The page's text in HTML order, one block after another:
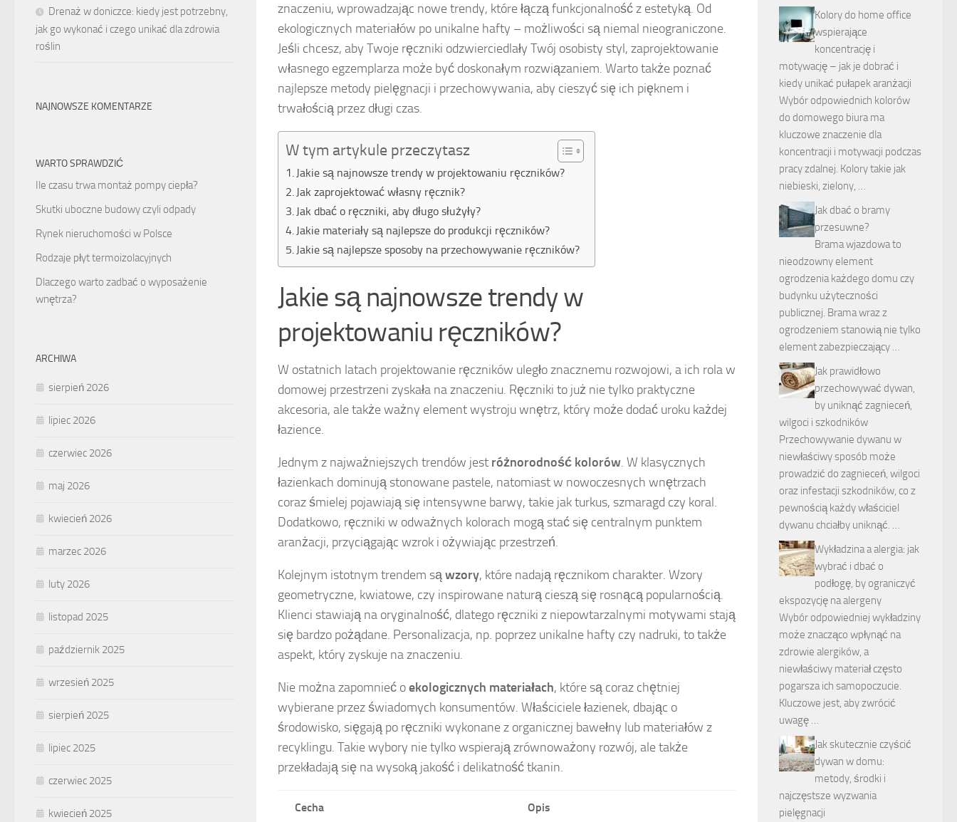
znaczeniu, wprowadzając nowe trendy, które łączą funkcjonalność z estetyką. Od
ekologicznych materiałów po unikalne hafty – możliwości są niemal nieograniczone.
Jeśli chcesz, aby Twoje ręczniki odzwierciedlały Twój osobisty styl, zaprojektowanie
własnego egzemplarza może być doskonałym rozwiązaniem. Warto także poznać
najlepsze metody pielęgnacji i przechowywania, aby cieszyć się ich pięknem i
trwałością przez długi czas.
W tym artykule przeczytasz
Jakie są najnowsze trendy w projektowaniu ręczników?
Jak zaprojektować własny ręcznik?
Jak dbać o ręczniki, aby długo służyły?
Jakie materiały są najlepsze do produkcji ręczników?
Jakie są najlepsze sposoby na przechowywanie ręczników?
Jakie są najnowsze trendy w
projektowaniu ręczników?
W ostatnich latach projektowanie ręczników uległo znacznemu rozwojowi, a ich rola w
domowej przestrzeni zyskała na znaczeniu. Ręczniki to już nie tylko praktyczne
akcesoria, ale także ważny element wystroju wnętrz, który może dodać uroku każdej
łazience.
Jednym z najważniejszych trendów jest różnorodność kolorów. W klasycznych
łazienkach dominują stonowane pastele, natomiast w nowoczesnych wnętrzach
coraz śmielej pojawiają się intensywne barwy, takie jak turkus, szmaragd czy koral.
Dodatkowo, ręczniki w odważnych kolorach mogą stać się centralnym punktem
aranżacji, przyciągając wzrok i ożywiając przestrzeń.
Kolejnym istotnym trendem sąwzory, które nadają ręcznikom charakter. Wzory
geometryczne, kwiatowe, czy inspirowane naturą cieszą się rosnącą popularnością.
Klienci stawiają na oryginalność, dlatego ręczniki z niepowtarzalnymi motywami stają
się bardzo pożądane. Personalizacja, np. poprzez unikalne hafty czy nadruki, to także
aspekt, który zyskuje na znaczeniu.
Nie można zapomnieć oekologicznych materiałach, które są coraz chętniej
wybierane przez świadomych konsumentów. Właściciele łazienek, dbając o
środowisko, sięgają po ręczniki wykonane z organicznej bawełny lub materiałów z
recyklingu. Takie wybory nie tylko wspierają zrównoważony rozwój, ale także
przekładają się na wysoką jakość i delikatność tkanin.
Cecha Opis
Drenaż w doniczce: kiedy jest potrzebny,
jak go wykonać i czego unikać dla zdrowia
roślin
NAJNOWSZE KOMENTARZE
WARTO SPRAWDZIĆ
Ile czasu trwa montaż pompy ciepła?
Skutki uboczne budowy czyli odpady
Rynek nieruchomości w Polsce
Rodzaje płyt termoizolacyjnych
Dlaczego warto zadbać o wyposażenie
wnętrza?
ARCHIWA
sierpień 2026
lipiec 2026
czerwiec 2026
maj 2026
kwiecień 2026
marzec 2026
luty 2026
listopad 2025
październik 2025
wrzesień 2025
sierpień 2025
lipiec 2025
czerwiec 2025
kwiecień 2025
Kolory do home office
wspierające
koncentrację i
motywację – jak je dobrać i
kiedy unikać pułapek aranżacji
Wybór odpowiednich kolorów
do domowego biura ma
kluczowe znaczenie dla
koncentracji i motywacji podczas
pracy zdalnej. Kolory takie jak
niebieski, zielony, …
Jak dbać o bramy
przesuwne?
Brama wjazdowa to
nieodzowny element
ogrodzenia każdego domu czy
budynku użyteczności
publicznej. Brama wraz z
ogrodzeniem stanowią nie tylko
element zabezpieczający …
Jak prawidłowo
przechowywać dywan,
by uniknąć zagnieceń,
wilgoci i szkodników
Przechowywanie dywanu w
niewłaściwy sposób może
prowadzić do zagnieceń, wilgoci
oraz infestacji szkodników, co z
pewnością każdy właściciel
dywanu chciałby uniknąć. …
Wykładzina a alergia: jak
wybrać i dbać o
podłogę, by ograniczyć
ekspozycję na alergeny
Wybór odpowiedniej wykładziny
może znacząco wpłynąć na
zdrowie alergików, a
niewłaściwy materiał często
pogarsza ich samopoczucie.
Kluczowe jest, aby zwrócić
uwagę …
Jak skutecznie czyścić
dywan w domu:
metody, środki i
najczęstsze wyzwania
pielęgnacji